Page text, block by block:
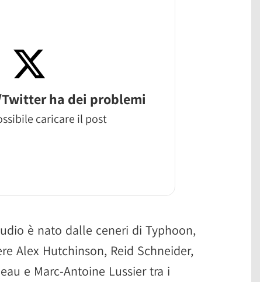
ha dei problemi
caricare il post
è nato dalle ceneri di Typhoon,
Alex Hutchinson, Reid Schneider,
e Marc-Antoine Lussier tra i